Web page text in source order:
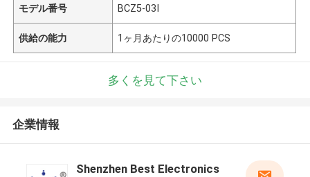
モデル番号 BCZ5-03I
供給の能力 1ヶ月あたりの10000 PCS
多くを見て下さい
企業情報
Shenzhen Best Electronics